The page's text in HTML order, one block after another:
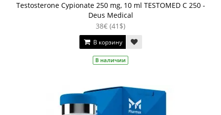
Testosterone Cypionate 250 mg, 10 ml TESTOMED C 250 -
Deus Medical
38€ (41$)
В корзину
В наличии